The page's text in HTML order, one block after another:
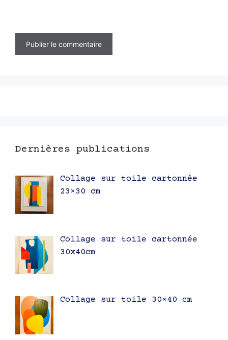
Dernières publications
Collage sur toile cartonnée
23×30 cm
Collage sur toile cartonnée
30x40cm
Collage sur toile 30×40 cm